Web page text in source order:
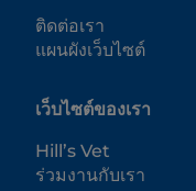
ติดต่อเรา
แผนผังเว็บไซต์
เว็บไซต์ของเรา
Hill’s Vet
ร่วมงานกับเรา